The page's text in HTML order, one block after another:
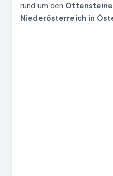
rund um den
Niederösterreich in